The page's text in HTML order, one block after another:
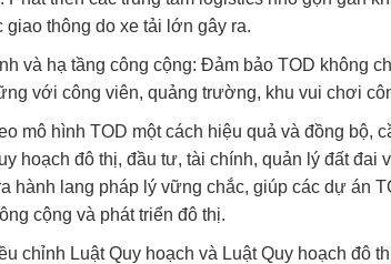
thông do xe tải lớn gây ra.
và hạ tầng công cộng: Đảm bảo TOD không
với công viên, quảng trường, khu vui chơi
mô hình TOD một cách hiệu quả và đồng bộ,
hoạch đô thị, đầu tư, tài chính, quản lý đất đai
hành lang pháp lý vững chắc, giúp các dự án
cộng và phát triển đô thị.
chỉnh Luật Quy hoạch và Luật Quy hoạch đô